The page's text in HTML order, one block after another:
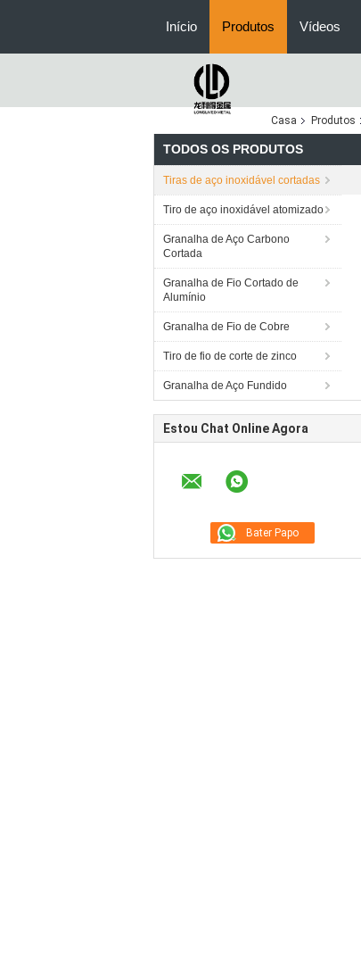
Início Produtos Vídeos
Casa
Produtos
TODOS OS PRODUTOS
Tiras de aço inoxidável cortadas
Tiro de aço inoxidável atomizado
Granalha de Aço Carbono
Cortada
Granalha de Fio Cortado de
Alumínio
Granalha de Fio de Cobre
Tiro de fio de corte de zinco
Granalha de Aço Fundido
Estou Chat Online Agora